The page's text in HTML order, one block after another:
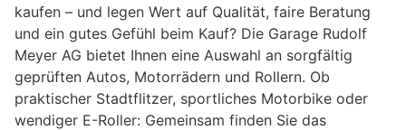
kaufen – und legen Wert auf Qualität, faire Beratung
und ein gutes Gefühl beim Kauf? Die Garage Rudolf
Meyer AG bietet Ihnen eine Auswahl an sorgfältig
geprüften Autos, Motorrädern und Rollern. Ob
praktischer Stadtflitzer, sportliches Motorbike oder
wendiger E-Roller: Gemeinsam finden Sie das